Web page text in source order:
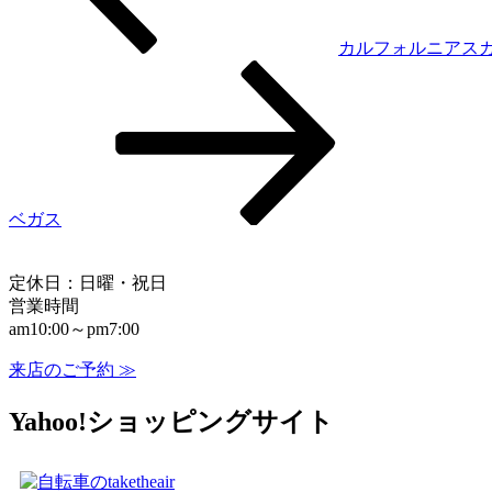
カルフォルニア
ベガス
定休日：日曜・祝日
営業時間
am10:00～pm7:00
来店のご予約 ≫
Yahoo!ショッピングサイト